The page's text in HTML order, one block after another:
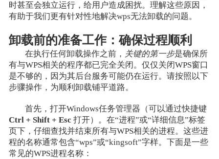
时甚至会独立运行，给用户造成困扰。理解这些原因，
有助于我们更有针对性地解决wps无法卸载的问题。
卸载前的准备工作：确保过程顺利
在执行任何卸载操作之前， 关键的第一步是确保所
有与WPS相关的程序都已完全关闭。仅仅关闭WPS窗口
是不够的，因为其后台服务可能仍在运行。请按照以下
步骤操作，为顺利卸载铺平道路。
首先，打开Windows任务管理器（可以通过快捷键
Ctrl + Shift + Esc 打开）。在“进程”或“详细信息”标签
页下，仔细查找并结束所有与WPS相关的进程。这些进
程的名称通常包含“wps”或“kingsoft”字样。下面是一些
常见的WPS进程名称：